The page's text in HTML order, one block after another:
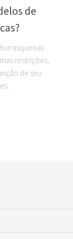
de
restrições,
de seu